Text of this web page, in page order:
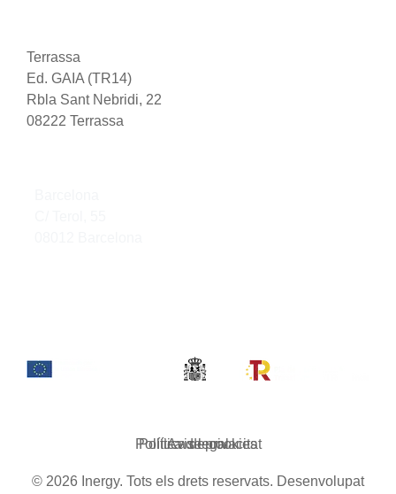
Terrassa
Ed. GAIA (TR14)
Rbla Sant Nebridi, 22
08222 Terrassa
© 2026 Inergy. Tots els drets reservats. Desenvolupat
Avis legal
Política de privacitat
Política de cookies